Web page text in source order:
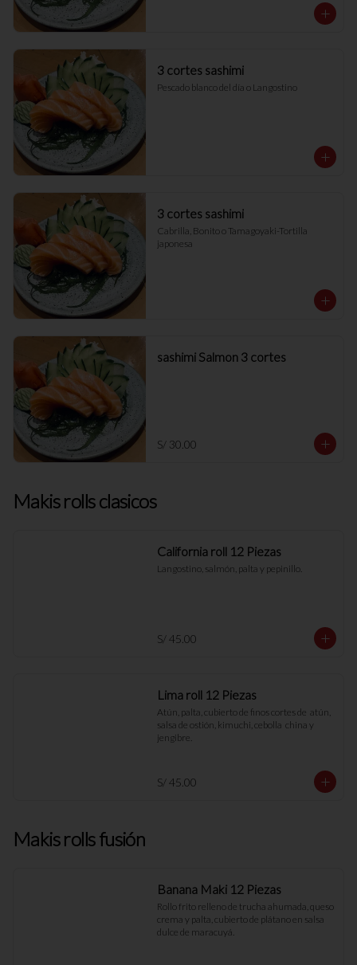
3 cortes sashimi
Pescado blanco del día o Langostino
3 cortes sashimi
Cabrilla, Bonito o Tamagoyaki-Tortilla
japonesa
sashimi Salmon 3 cortes
S/ 30.00
Makis rolls clasicos
California roll 12 Piezas
Langostino, salmón, palta y pepinillo.
S/ 45.00
Lima roll 12 Piezas
Atún, palta, cubierto de finos cortes de  atún,
salsa de ostión, kimuchi, cebolla  china y
jengibre.
S/ 45.00
Makis rolls fusión
Banana Maki 12 Piezas
Rollo frito relleno de trucha ahumada, queso
crema y palta, cubierto de plátano en salsa
dulce de maracuyá.